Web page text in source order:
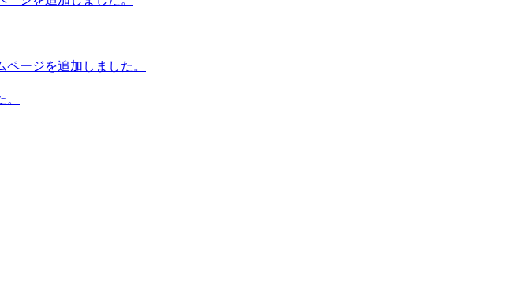
ージを追加しました。